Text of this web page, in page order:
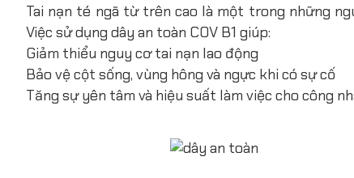
Tai nạn té ngã từ trên cao là một trong những
Việc sử dụng dây an toàn COV B1 giúp:
Giảm thiểu nguy cơ tai nạn lao động
Bảo vệ cột sống, vùng hông và ngực khi có sự cố
Tăng sự yên tâm và hiệu suất làm việc cho công